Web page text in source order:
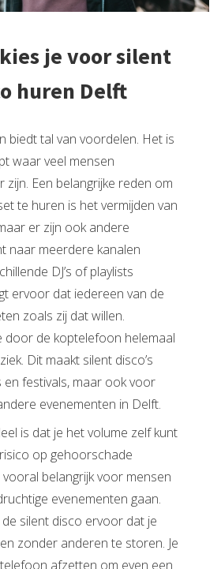
je voor silent
huren Delft
biedt tal van voordelen. Het is
waar veel mensen
zijn. Een belangrijke reden om
te huren is het vermijden van
er zijn ook andere
naar meerdere kanalen
DJ’s of playlists
ervoor dat iedereen van de
zoals zij dat willen.
door de koptelefoon helemaal
Dit maakt silent disco’s
en festivals, maar ook voor
evenementen in Delft.
is dat je het volume zelf kunt
op gehoorschade
belangrijk voor mensen
evenementen gaan.
silent disco ervoor dat je
zonder anderen te storen. Je
afzetten om even een